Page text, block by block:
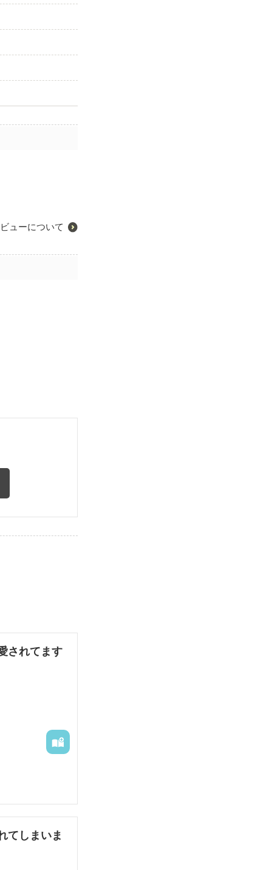
ューについて
されてます
りました。
てしまいま